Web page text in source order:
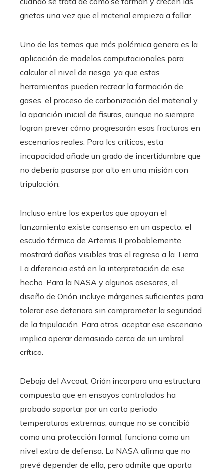
grietas una vez que el material empieza a fallar.
Uno de los temas que más polémica genera es la
aplicación de modelos computacionales para
calcular el nivel de riesgo, ya que estas
herramientas pueden recrear la formación de
gases, el proceso de carbonización del material y
la aparición inicial de fisuras, aunque no siempre
logran prever cómo progresarán esas fracturas en
escenarios reales. Para los críticos, esta
incapacidad añade un grado de incertidumbre que
no debería pasarse por alto en una misión con
tripulación.
Incluso entre los expertos que apoyan el
lanzamiento existe consenso en un aspecto: el
escudo térmico de Artemis II probablemente
mostrará daños visibles tras el regreso a la Tierra.
La diferencia está en la interpretación de ese
hecho. Para la NASA y algunos asesores, el
diseño de Orión incluye márgenes suficientes para
tolerar ese deterioro sin comprometer la seguridad
de la tripulación. Para otros, aceptar ese escenario
implica operar demasiado cerca de un umbral
crítico.
Debajo del Avcoat, Orión incorpora una estructura
compuesta que en ensayos controlados ha
probado soportar por un corto periodo
temperaturas extremas; aunque no se concibió
como una protección formal, funciona como un
nivel extra de defensa. La NASA afirma que no
prevé depender de ella, pero admite que aporta